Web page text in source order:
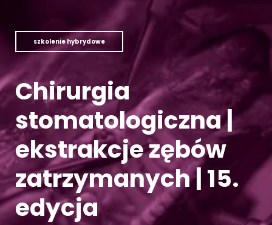
Dofinansowania
Podcast
Pomoc
Kontakt
szkolenie hybrydowe
Chirurgia
stomatologiczna |
ekstrakcje zębów
zatrzymanych | 15.
edycja